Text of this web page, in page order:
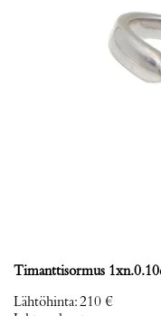
Timanttisormus
Lähtöhinta:210 €